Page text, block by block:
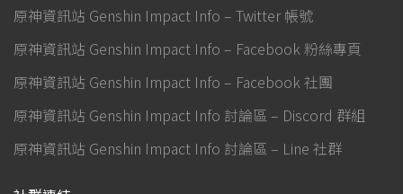
原神資訊站 Genshin Impact Info – Twitter 帳號
原神資訊站 Genshin Impact Info – Facebook 粉絲專頁
原神資訊站 Genshin Impact Info – Facebook 社團
原神資訊站 Genshin Impact Info 討論區 – Discord 群組
原神資訊站 Genshin Impact Info 討論區 – Line 社群